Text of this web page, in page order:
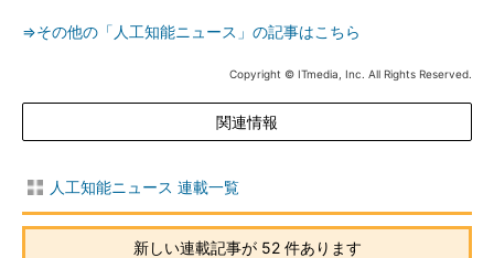
⇒その他の「人工知能ニュース」の記事はこちら
Copyright © ITmedia, Inc. All Rights Reserved.
関連情報
人工知能ニュース 連載一覧
新しい連載記事が 52 件あります